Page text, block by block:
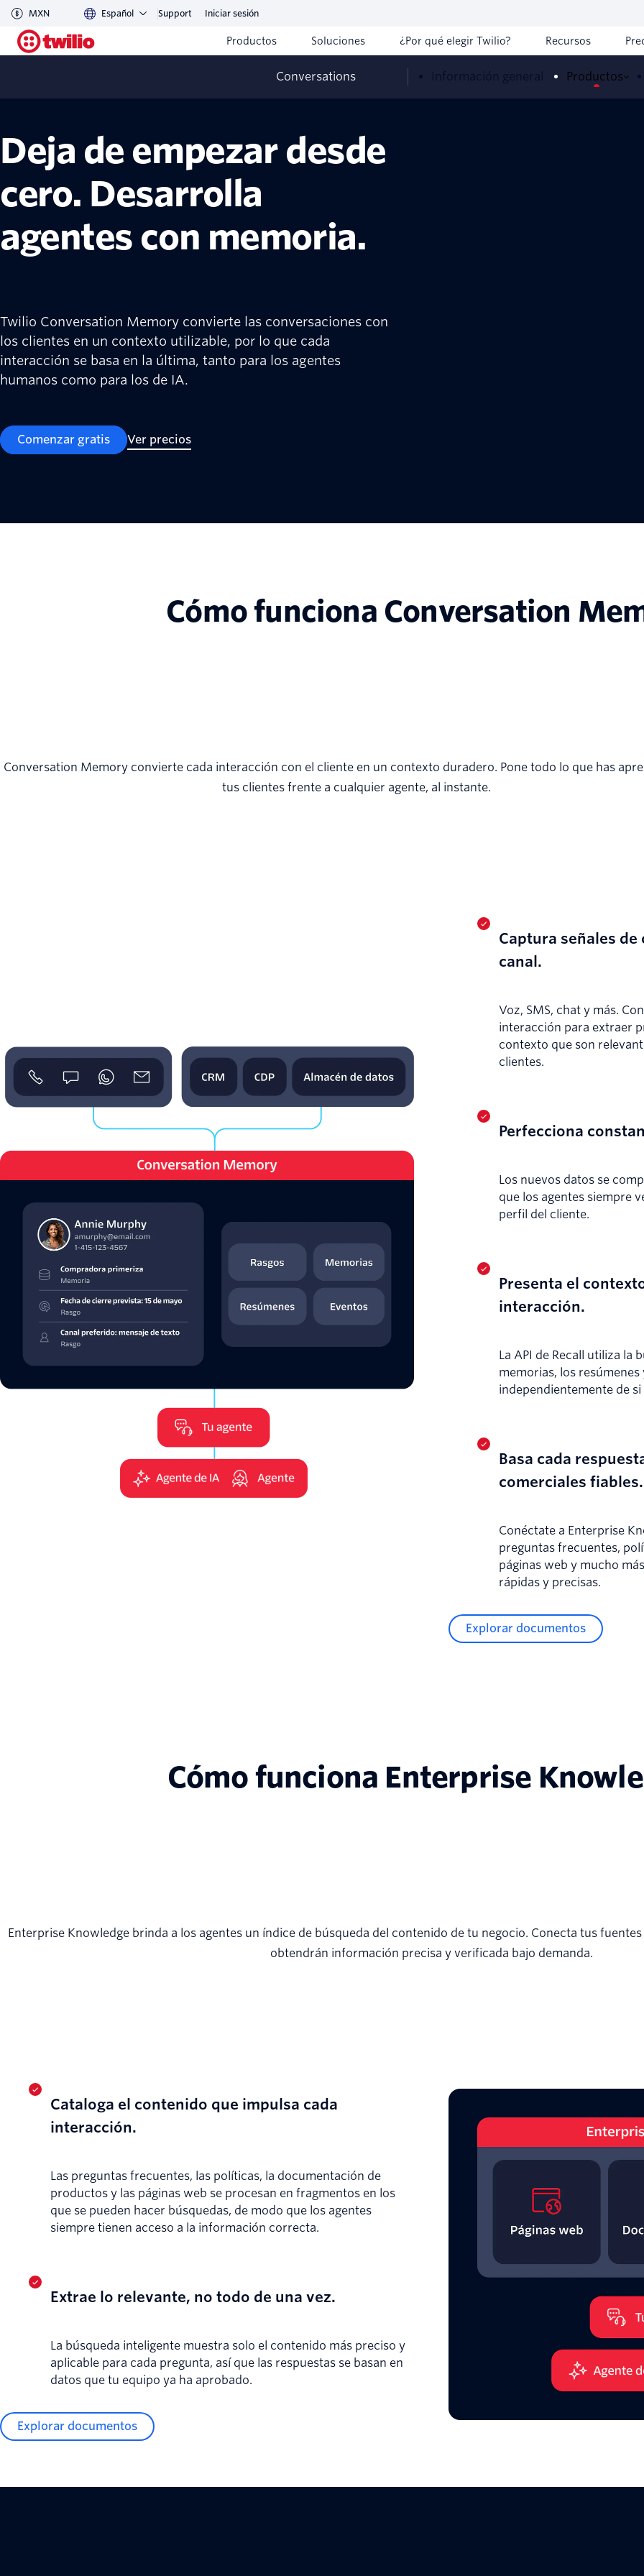
MXN Español Support Iniciar sesión
Productos Soluciones ¿Por qué elegir Twilio? Recursos
Conversations Información general Productos
Deja de empezar desde
cero. Desarrolla
agentes con memoria.
Twilio Conversation Memory convierte las conversaciones con
los clientes en un contexto utilizable, por lo que cada
interacción se basa en la última, tanto para los agentes
humanos como para los de IA.
Comenzar gratis Ver precios
Cómo funciona Conversation
Conversation Memory convierte cada interacción con el cliente en un contexto duradero. Pone todo lo que has
tus clientes frente a cualquier agente, al instante.
Captura señales
canal.
Voz, SMS, chat y más.
interacción para extraer
contexto que son
clientes.
Perfecciona
Los nuevos datos se
que los agentes siempre
perfil del cliente.
Presenta el
interacción.
La API de Recall utiliza la
memorias, los
independientemente de
Basa cada
comerciales fiables.
Conéctate a Enterprise
preguntas frecuentes,
páginas web y mucho
rápidas y precisas.
Explorar documentos
Cómo funciona Enterprise
Enterprise Knowledge brinda a los agentes un índice de búsqueda del contenido de tu negocio. Conecta tus
obtendrán información precisa y verificada bajo demanda.
Cataloga el contenido que impulsa cada
interacción.
Las preguntas frecuentes, las políticas, la documentación de
productos y las páginas web se procesan en fragmentos en los
que se pueden hacer búsquedas, de modo que los agentes
siempre tienen acceso a la información correcta.
Extrae lo relevante, no todo de una vez.
La búsqueda inteligente muestra solo el contenido más preciso y
aplicable para cada pregunta, así que las respuestas se basan en
datos que tu equipo ya ha aprobado.
Explorar documentos